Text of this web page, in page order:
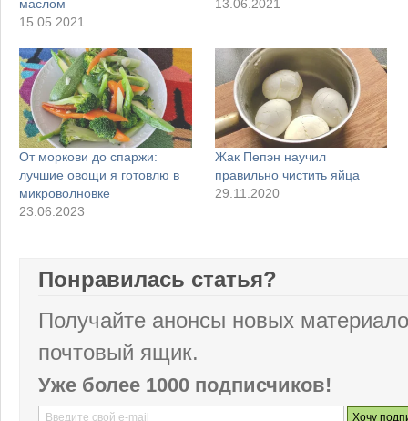
маслом
15.05.2021
13.06.2021
От моркови до спаржи:
лучшие овощи я готовлю в
микроволновке
23.06.2023
Жак Пепэн научил
правильно чистить яйца
29.11.2020
Понравилась статья?
Получайте анонсы новых
почтовый ящик.
Уже более 1000 подписчиков!